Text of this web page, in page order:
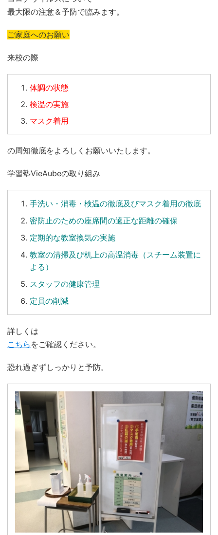
最大限の注意＆予防で臨みます。
ご家庭へのお願い
来校の際
体調の状態
検温の実施
マスク着用
の周知徹底をよろしくお願いいたします。
学習塾VieAubeの取り組み
手洗い ・ 消毒 ・ 検温の徹底及びマスク着用の徹底
密防止のための座席間の適正な距離の確保
定期的な教室換気の実施
教室の清掃及び机上の高温消毒（スチーム装置に
よる）
スタッフの健康管理
定員の削減
詳しくは
こちら をご確認ください。
恐れ過ぎずしっかりと予防。